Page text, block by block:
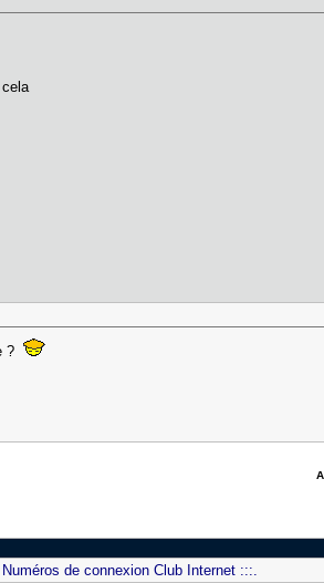
cela
?
de connexion Club Internet :::.